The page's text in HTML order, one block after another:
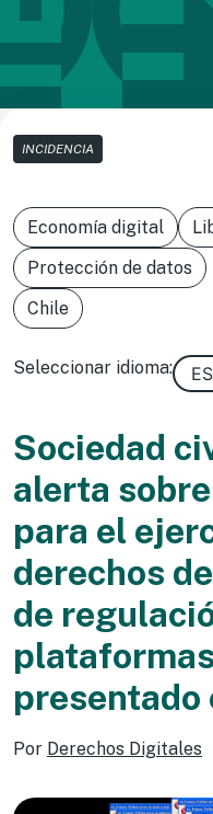
INCIDENCIA
Economía digital
Protección de datos
Chile
Seleccionar idioma: ES
Sociedad
alerta
para el
derechos
de
presentado
Por Derechos Digitales